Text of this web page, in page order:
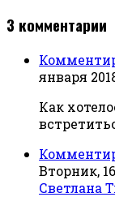
3 комментарии
января
Как
Вторник,
Светлана